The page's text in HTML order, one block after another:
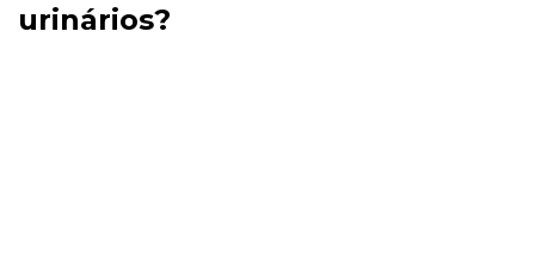
urinários?